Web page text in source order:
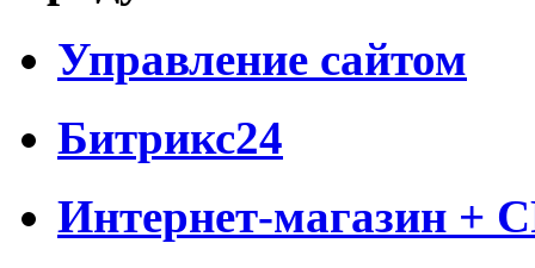
Управление сайтом
Битрикс24
Интернет-магазин +